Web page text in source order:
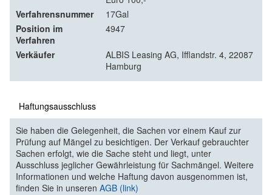
Verfahrensnummer
17Gal
Position im
Verfahren
4947
Verkäufer
ALBIS Leasing AG, Ifflandstr. 4, 22087
Hamburg
Haftungsausschluss
Sie haben die Gelegenheit, die Sachen vor einem Kauf zur
Prüfung auf Mängel zu besichtigen. Der Verkauf gebrauchter
Sachen erfolgt, wie die Sache steht und liegt, unter
Ausschluss jeglicher Gewährleistung für Sachmängel. Weitere
Informationen und welche Haftung davon ausgenommen ist,
finden Sie in unseren AGB (link)